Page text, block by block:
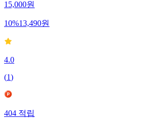
15,000원
10%13,490원
4.0
(1)
404적립